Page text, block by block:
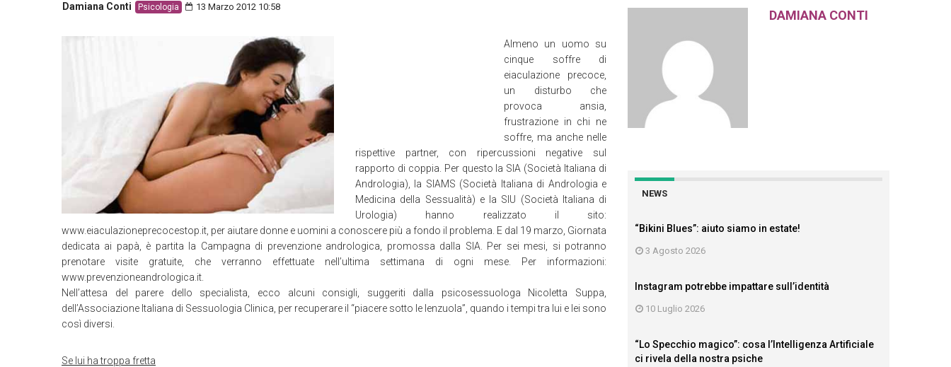
Damiana Conti Psicologia 13 Marzo 2012 10:58
Almeno un uomo su
cinque soffre di
eiaculazione precoce,
un disturbo che
provoca ansia,
frustrazione in chi ne
soffre, ma anche nelle
rispettive partner, con ripercussioni negative sul
rapporto di coppia. Per questo la SIA (Società Italiana di
Andrologia), la SIAMS (Società Italiana di Andrologia e
Medicina della Sessualità) e la SIU (Società Italiana di
Urologia) hanno realizzato il sito:
www.eiaculazioneprecocestop.it, per aiutare donne e uomini a conoscere più a fondo il problema. E dal 19 marzo, Giornata
dedicata ai papà, è partita la Campagna di prevenzione andrologica, promossa dalla SIA. Per sei mesi, si potranno
prenotare visite gratuite, che verranno effettuate nell’ultima settimana di ogni mese. Per informazioni:
www.prevenzioneandrologica.it.
Nell’attesa del parere dello specialista, ecco alcuni consigli, suggeriti dalla psicosessuologa Nicoletta Suppa,
dell’Associazione Italiana di Sessuologia Clinica, per recuperare il “piacere sotto le lenzuola”, quando i tempi tra lui e lei sono
così diversi.
Se lui ha troppa fretta
DAMIANA CONTI
NEWS
“Bikini Blues”: aiuto siamo in estate!
3 Agosto 2026
Instagram potrebbe impattare sull’identità
10 Luglio 2026
“Lo Specchio magico”: cosa l’Intelligenza Artificiale
ci rivela della nostra psiche